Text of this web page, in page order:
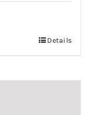
Details